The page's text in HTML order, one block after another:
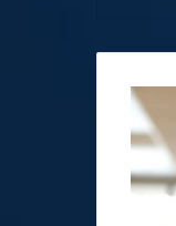
Talleres
del
Año
Nuevo
Chino